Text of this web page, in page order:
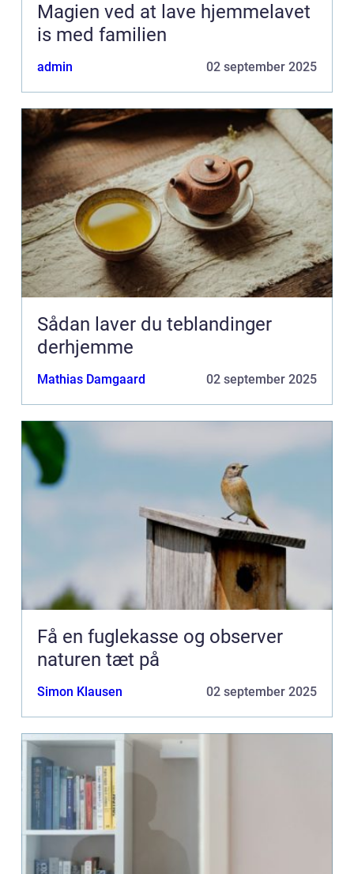
Magien ved at lave hjemmelavet
is med familien
admin 02 september 2025
Sådan laver du teblandinger
derhjemme
Mathias Damgaard 02 september 2025
Få en fuglekasse og observer
naturen tæt på
Simon Klausen 02 september 2025